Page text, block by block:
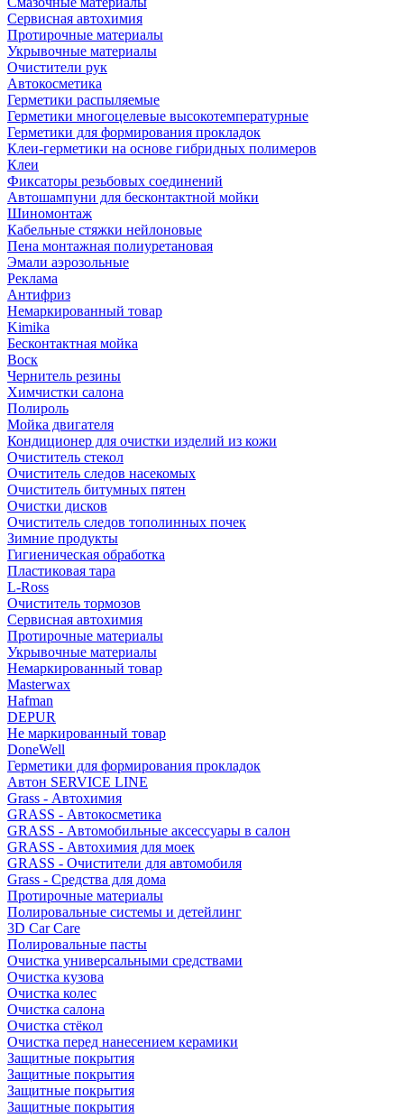
Сервисная автохимия
Протирочные материалы
Укрывочные материалы
Очистители рук
Автокосметика
Герметики распыляемые
Герметики многоцелевые высокотемпературные
Герметики для формирования прокладок
Клеи-герметики на основе гибридных полимеров
Клеи
Фиксаторы резьбовых соединений
Автошампуни для бесконтактной мойки
Шиномонтаж
Кабельные стяжки нейлоновые
Пена монтажная полиуретановая
Эмали аэрозольные
Реклама
Антифриз
Немаркированный товар
Kimika
Бесконтактная мойка
Воск
Чернитель резины
Химчистки салона
Полироль
Мойка двигателя
Кондиционер для очистки изделий из кожи
Очиститель стекол
Очиститель следов насекомых
Очиститель битумных пятен
Очистки дисков
Очиститель следов тополинных почек
Зимние продукты
Гигиеническая обработка
Пластиковая тара
L-Ross
Очиститель тормозов
Сервисная автохимия
Протирочные материалы
Укрывочные материалы
Немаркированный товар
Masterwax
Hafman
DEPUR
Не маркированный товар
DoneWell
Герметики для формирования прокладок
Автон SERVICE LINE
Grass - Автохимия
GRASS - Автокосметика
GRASS - Автомобильные аксессуары в салон
GRASS - Автохимия для моек
GRASS - Очистители для автомобиля
Grass - Средства для дома
Протирочные материалы
Полировальные системы и детейлинг
3D Car Care
Полировальные пасты
Очистка универсальными средствами
Очистка кузова
Очистка колес
Очистка салона
Очистка стёкол
Очистка перед нанесением керамики
Защитные покрытия
Защитные покрытия
Защитные покрытия
Защитные покрытия